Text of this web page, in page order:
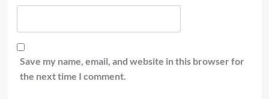
Save my name, email, and website in this browser for
the next time I comment.